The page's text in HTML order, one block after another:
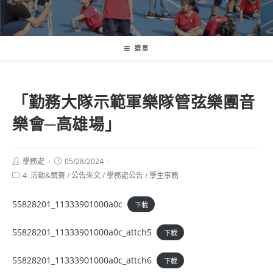
選單
「勤務大隊示範軍樂隊管弦樂團音
樂會─高雄場」
Post
author:
學務處
Post
published:
05/28/2024
Post4. 活動&競賽/公告來文/學務處公告/學生事務
55828201_11333901000a0c 下載
55828201_11333901000a0c_attch5 下載
55828201_11333901000a0c_attch6 下載